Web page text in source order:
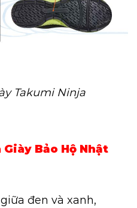
Takumi Ninja
Bảo Hộ Nhật
đen và xanh,